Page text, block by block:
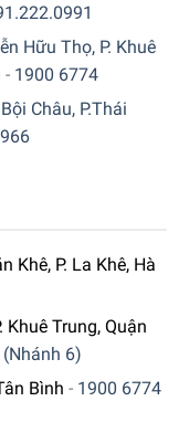
Hữu Thọ, P. Khuê
- 1900 6774
Châu, P.Thái
Khê, P. La Khê, Hà
Khuê Trung, Quận
6)
Bình - 1900 6774